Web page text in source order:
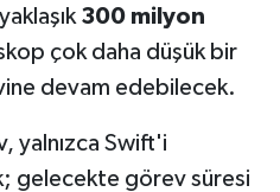
300 milyon
çok daha düşük bir
devam edebilecek.
yalnızca Swift'i
gelecekte görev süresi